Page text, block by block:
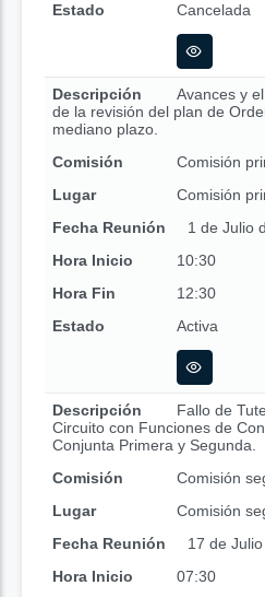
Estado
Cancelada
Descripción
Avances y
de la revisión del plan de
mediano plazo.
Comisión
Comisión
Lugar
Comisión
Fecha Reunión
1 de Julio
Hora Inicio
10:30
Hora Fin
12:30
Estado
Activa
Descripción
Fallo de
Circuito con Funciones de
Conjunta Primera y Segunda.
Comisión
Comisión
Lugar
Comisión
Fecha Reunión
17 de
Hora Inicio
07:30